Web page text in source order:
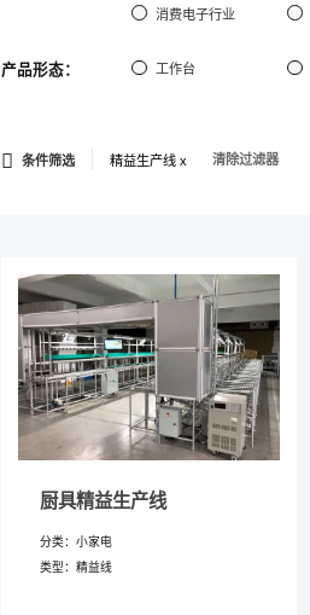
脚轮/地脚/牵引
工作台/周转车/料架
消费电子行业
产品形态： 工作台
条件筛选 精益生产线 x 清除过滤器
厨具精益生产线
分类：小家电
类型：精益线